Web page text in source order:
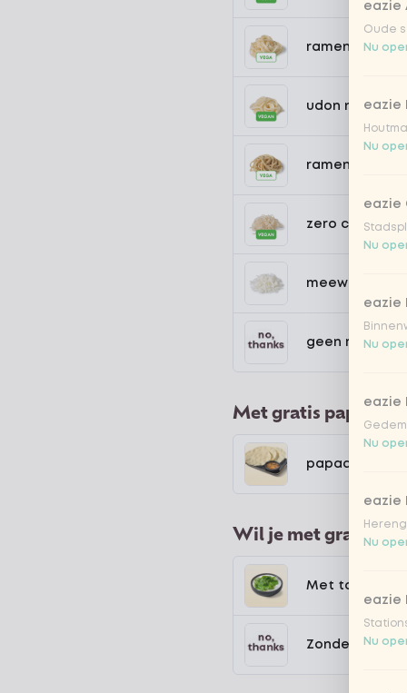
ramen
udon noedels
ramen
zero carb
meewokken
geen rijst /
Met gratis papadum
papadum met
Wil je met gratis
Met topping
Zonder
eazie
Oude
Nu
eazie
Nu
eazie
Nu
eazie
Nu
eazie
Nu
eazie
Nu
eazie
Nu